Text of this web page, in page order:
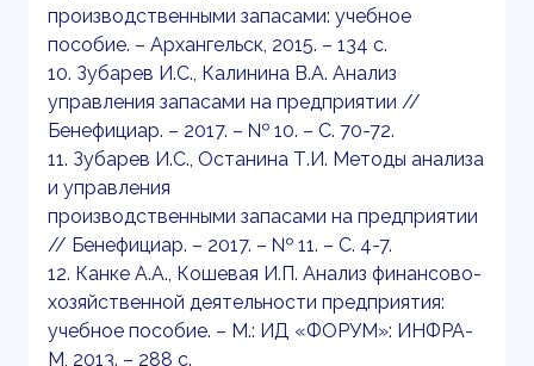
производственными запасами: учебное
пособие. – Архангельск, 2015. – 134 с.
10. Зубарев И.С., Калинина В.А. Анализ
управления запасами на предприятии //
Бенефициар. – 2017. – № 10. – С. 70-72.
11. Зубарев И.С., Останина Т.И. Методы анализа
и управления
производственными запасами на предприятии
// Бенефициар. – 2017. – № 11. – С. 4-7.
12. Канке А.А., Кошевая И.П. Анализ финансово-
хозяйственной деятельности предприятия:
учебное пособие. – М.: ИД «ФОРУМ»: ИНФРА-
М, 2013. – 288 с.